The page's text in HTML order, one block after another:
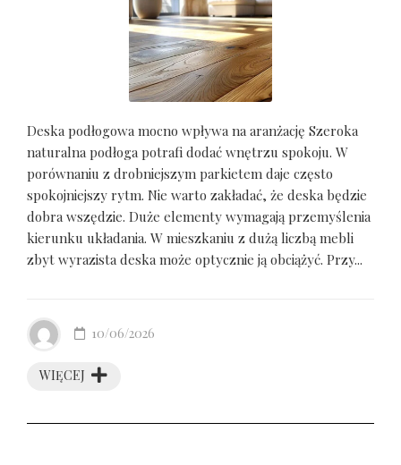
Deska podłogowa mocno wpływa na aranżację Szeroka
naturalna podłoga potrafi dodać wnętrzu spokoju. W
porównaniu z drobniejszym parkietem daje często
spokojniejszy rytm. Nie warto zakładać, że deska będzie
dobra wszędzie. Duże elementy wymagają przemyślenia
kierunku układania. W mieszkaniu z dużą liczbą mebli
zbyt wyrazista deska może optycznie ją obciążyć. Przy...
WIĘCEJ
10/06/2026